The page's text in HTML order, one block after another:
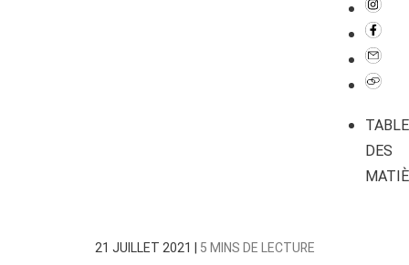
TABLE
DES
21 JUILLET 2021 | 5 MINS DE LECTURE